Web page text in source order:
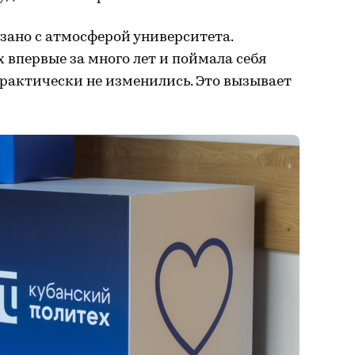
с атмосферой университета.
за много лет и поймала себя
не изменились. Это вызывает